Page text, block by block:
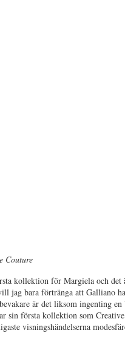
Couture
kollektion för Margiela och det
jag bara förtränga att Galliano
är det liksom ingenting
sin första kollektion som
visningshändelserna